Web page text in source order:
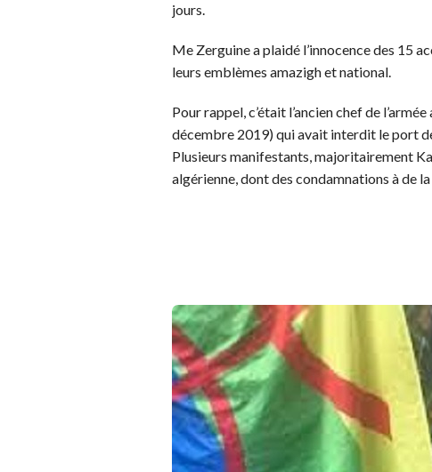
jours.
Me Zerguine a plaidé l’innocence des 15
leurs emblèmes amazigh et national.
Pour rappel, c’était l’ancien chef de
décembre 2019) qui avait interdit le port
Plusieurs manifestants, majoritairement
algérienne, dont des condamnations à de